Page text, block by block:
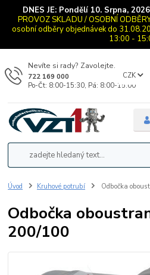
DNES JE: Pondělí 10. Srpna, 2026
PROVOZ SKLADU / OSOBNÍ
osobní odběry objednávek do
13:00 -
CZK
Nevíte si rady? Zavolejte.
722 169 000
Po-Čt: 8:00-15:30, Pá: 8:00-15:00
Úvod Kruhové potrubí Odbočka
Odbočka
200/100